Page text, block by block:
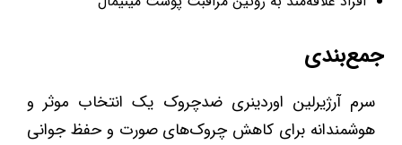
جمع‌بندی
سرم آرژیرلین اوردینری ضدچروک یک انتخاب موثر و
هوشمندانه برای کاهش چروک‌های صورت و حفظ جوانی